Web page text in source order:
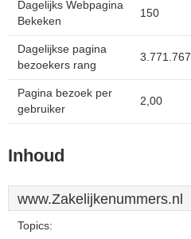
Dagelijks Webpagina
Bekeken
150
Dagelijkse pagina
bezoekers rang
3.771.767
Pagina bezoek per
gebruiker
2,00
Inhoud
www.Zakelijkenummers.nl
Topics: